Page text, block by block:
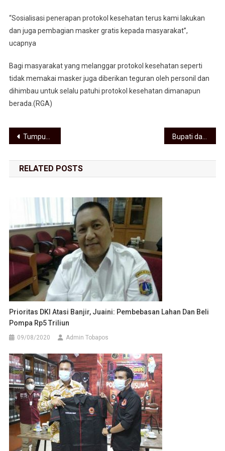
“Sosialisasi penerapan protokol kesehatan terus kami lakukan
dan juga pembagian masker gratis kepada masyarakat”,
ucapnya
Bagi masyarakat yang melanggar protokol kesehatan seperti
tidak memakai masker juga diberikan teguran oleh personil dan
dihimbau untuk selalu patuhi protokol kesehatan dimanapun
berada.(RGA)
Navigasi pos
Tumpukan Sampah Di Badan Jalan Veteran Labuhan Deli, Warga dan Pengendara Ramai Mencibir
RELATED POSTS
Prioritas DKI Atasi Banjir, Juaini: Pembebasan Lahan Dan Beli
Pompa Rp5 Triliun
09/08/2020 Admin Tobapos